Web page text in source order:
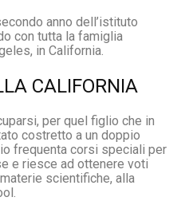
anno dell’istituto
con tutta la famiglia
in California.
CALIFORNIA
per quel figlio che in
costretto a un doppio
frequenta corsi speciali per
e riesce ad ottenere voti
scientifiche, alla